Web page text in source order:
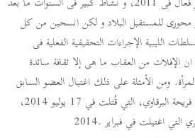
محورى للمستقبل البلاد و لكن انسحبن من كل
الليبية الإجراءات التحقيقية الفعلية فى
الإفلات من العقاب ما هى إلا ثقافة سائدة
ومن الأمثلة على ذلك اغتيال العضو السابق
في المؤتمر العام عن مدينة درنة، فريحة البرقاوي، التي قُتلت في 17 يوليو 2014،
اغتيلت في فبراير .2014